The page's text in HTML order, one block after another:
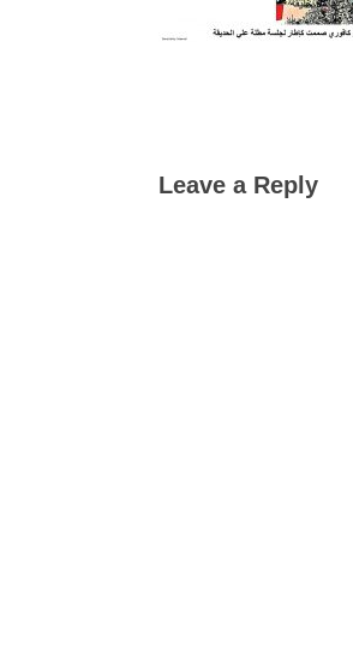
Leave a Reply